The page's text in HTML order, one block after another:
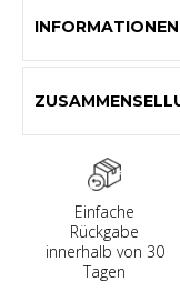
Einfache
Rückgabe
innerhalb von 30
Tagen